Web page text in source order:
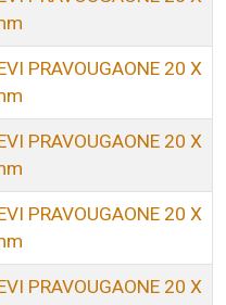
PRAVOUGAONE 20 X
PRAVOUGAONE 20 X
PRAVOUGAONE 20 X
PRAVOUGAONE 20 X